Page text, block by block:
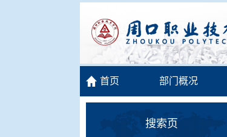
首页 部门概况
搜索页